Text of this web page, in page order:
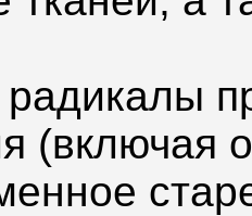
(включая